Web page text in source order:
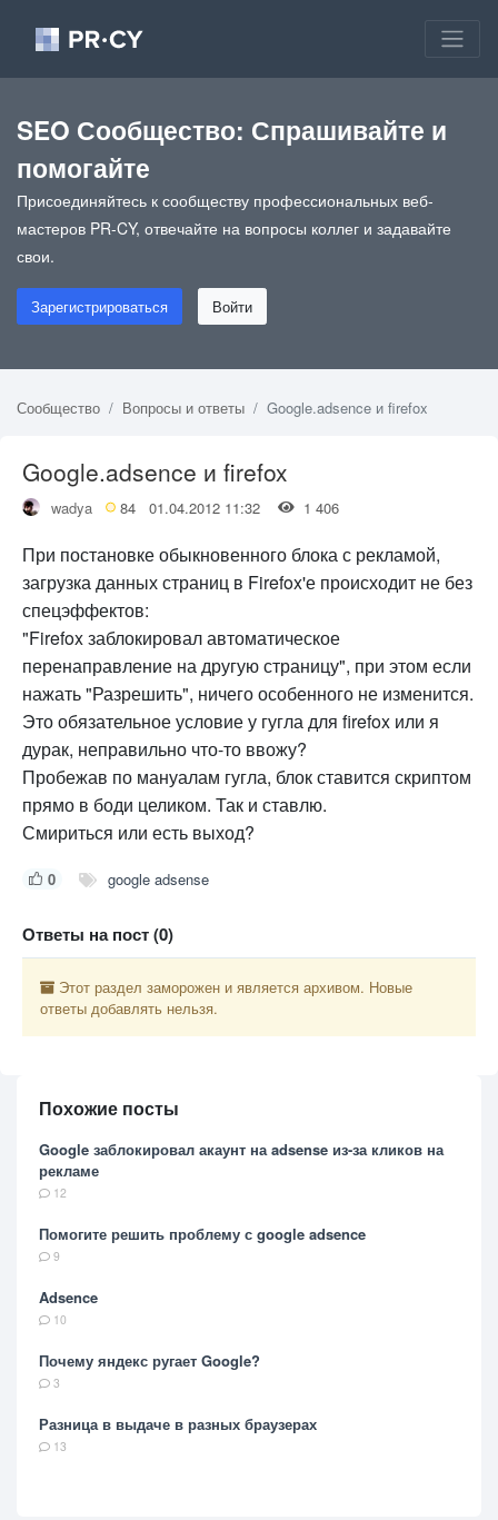
SEO Сообщество: Спрашивайте и
помогайте
Присоединяйтесь к сообществу профессиональных веб-
мастеров PR-CY, отвечайте на вопросы коллег и задавайте
свои.
Зарегистрироваться Войти
Сообщество Вопросы и ответы Google.adsence и firefox
Google.adsence и firefox
wadya 84 01.04.2012 11:32 1 406
При постановке обыкновенного блока с рекламой,
загрузка данных страниц в Firefox'е происходит не без
спецэффектов:
"Firefox заблокировал автоматическое
перенаправление на другую страницу", при этом если
нажать "Разрешить", ничего особенного не изменится.
Это обязательное условие у гугла для firefox или я
дурак, неправильно что-то ввожу?
Пробежав по мануалам гугла, блок ставится скриптом
прямо в боди целиком. Так и ставлю.
Смириться или есть выход?
0 google adsense
Ответы на пост (0)
Этот раздел заморожен и является архивом. Новые
ответы добавлять нельзя.
Похожие посты
Google заблокировал акаунт на adsense из-за кликов на
рекламе
12
Помогите решить проблему с google adsence
9
Adsence
10
Почему яндекс ругает Google?
3
Разница в выдаче в разных браузерах
13